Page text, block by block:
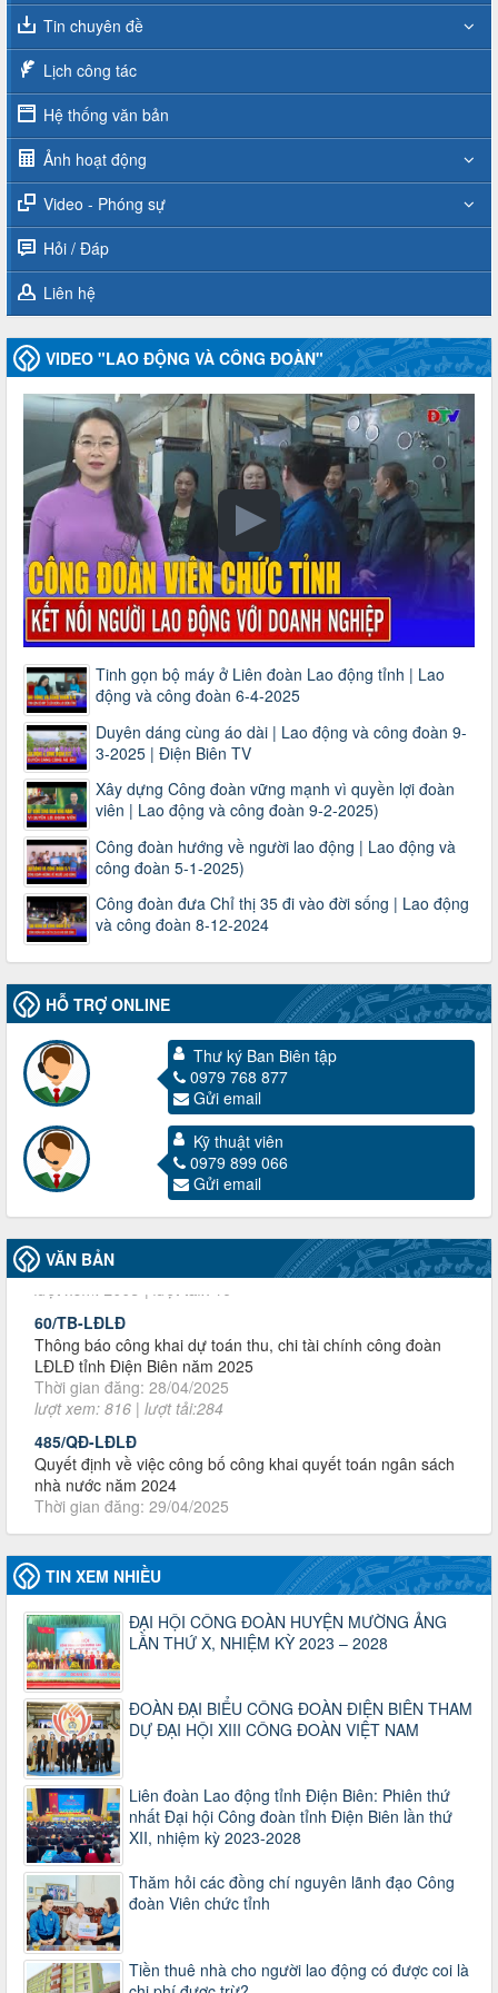
Tin chuyên đề
Lịch công tác
Hệ thống văn bản
Ảnh hoạt động
Video - Phóng sự
Hỏi / Đáp
Liên hệ
VIDEO "LAO ĐỘNG VÀ CÔNG ĐOÀN"
Tinh gọn bộ máy ở Liên đoàn Lao động tỉnh | Lao
động và công đoàn 6-4-2025
Duyên dáng cùng áo dài | Lao động và công đoàn 9-
3-2025 | Điện Biên TV
Xây dựng Công đoàn vững mạnh vì quyền lợi đoàn
viên | Lao động và công đoàn 9-2-2025)
Công đoàn hướng về người lao động | Lao động và
công đoàn 5-1-2025)
Công đoàn đưa Chỉ thị 35 đi vào đời sống | Lao động
và công đoàn 8-12-2024
HỖ TRỢ ONLINE
Thư ký Ban Biên tập
0979 768 877
Gửi email
Kỹ thuật viên
0979 899 066
Gửi email
VĂN BẢN
3716/TLD-TC
Công văn hướng dẫn công tác quả lý tài chính, tài sản công
đoàn khi đơn vị sát nhập, chấm dứt hoạt động
Thời gian đăng: 13/04/2025
60/TB-LĐLĐ
Thông báo công khai dự toán thu, chi tài chính công đoàn
LĐLĐ tỉnh Điện Biên năm 2025
Thời gian đăng: 28/04/2025
lượt xem: 816 | lượt tải:284
485/QĐ-LĐLĐ
Quyết định về việc công bố công khai quyết toán ngân sách
nhà nước năm 2024
Thời gian đăng: 29/04/2025
lượt xem: 915 | lượt tải:253
2930/TLĐ-TC
Công văn số 2930/TLĐ-TC, ngày 31/12/2024 của Tổng
KPCĐ 2% qua tài khoản Công đoàn Việt Nam về các cấp
Công đoàn năm 2025
Thời gian đăng: 06/01/2025
lượt xem: 1066 | lượt tải:437
47-TTCĐ/BTGTU
Thông tin chuyên đề: Một số nôi dung về sắp xếp tổ chức bộ
máy của hệ thống chính trị tinh gọn, hoạt động hiệu lực, hiệu
quả
Thời gian đăng: 25/12/2024
lượt xem: 1221 | lượt tải:339
37/HD-TLĐ
Hướng dẫn Công đoàn với việc tổ chức và hoạt động của
Ban Thanh tra Nhân dân
Thời gian đăng: 27/12/2024
lượt xem: 4944 | lượt tải:1351
35/HD-TLĐ
Hướng dẫn thực hiện một số nội dung chi liên quan đến
công tác kiểm tra, giám sát tại Công đoàn cơ sở
Thời gian đăng: 27/12/2024
TIN XEM NHIỀU
ĐẠI HỘI CÔNG ĐOÀN HUYỆN MƯỜNG ẢNG
LẦN THỨ X, NHIỆM KỲ 2023 – 2028
ĐOÀN ĐẠI BIỂU CÔNG ĐOÀN ĐIỆN BIÊN THAM
DỰ ĐẠI HỘI XIII CÔNG ĐOÀN VIỆT NAM
Liên đoàn Lao động tỉnh Điện Biên: Phiên thứ
nhất Đại hội Công đoàn tỉnh Điện Biên lần thứ
XII, nhiệm kỳ 2023-2028
Thăm hỏi các đồng chí nguyên lãnh đạo Công
đoàn Viên chức tỉnh
Tiền thuê nhà cho người lao động có được coi là